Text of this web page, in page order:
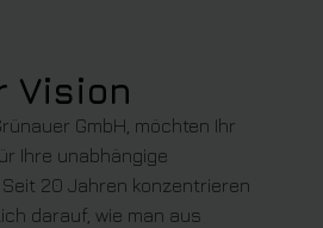
Vision
GmbH, möchten Ihr
Ihre unabhängige
20 Jahren konzentrieren
darauf, wie man aus